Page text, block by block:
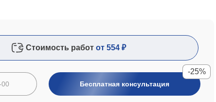
Стоимость работ от 554 ₽
Бесплатная консультация
-25%